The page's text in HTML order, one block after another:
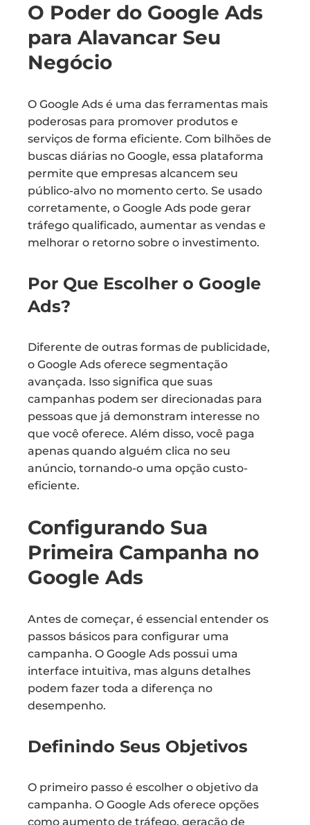
O Poder do Google Ads
para Alavancar Seu
Negócio
O Google Ads é uma das ferramentas mais
poderosas para promover produtos e
serviços de forma eficiente. Com bilhões de
buscas diárias no Google, essa plataforma
permite que empresas alcancem seu
público-alvo no momento certo. Se usado
corretamente, o Google Ads pode gerar
tráfego qualificado, aumentar as vendas e
melhorar o retorno sobre o investimento.
Por Que Escolher o Google
Ads?
Diferente de outras formas de publicidade,
o Google Ads oferece segmentação
avançada. Isso significa que suas
campanhas podem ser direcionadas para
pessoas que já demonstram interesse no
que você oferece. Além disso, você paga
apenas quando alguém clica no seu
anúncio, tornando-o uma opção custo-
eficiente.
Configurando Sua
Primeira Campanha no
Google Ads
Antes de começar, é essencial entender os
passos básicos para configurar uma
campanha. O Google Ads possui uma
interface intuitiva, mas alguns detalhes
podem fazer toda a diferença no
desempenho.
Definindo Seus Objetivos
O primeiro passo é escolher o objetivo da
campanha. O Google Ads oferece opções
como aumento de tráfego, geração de